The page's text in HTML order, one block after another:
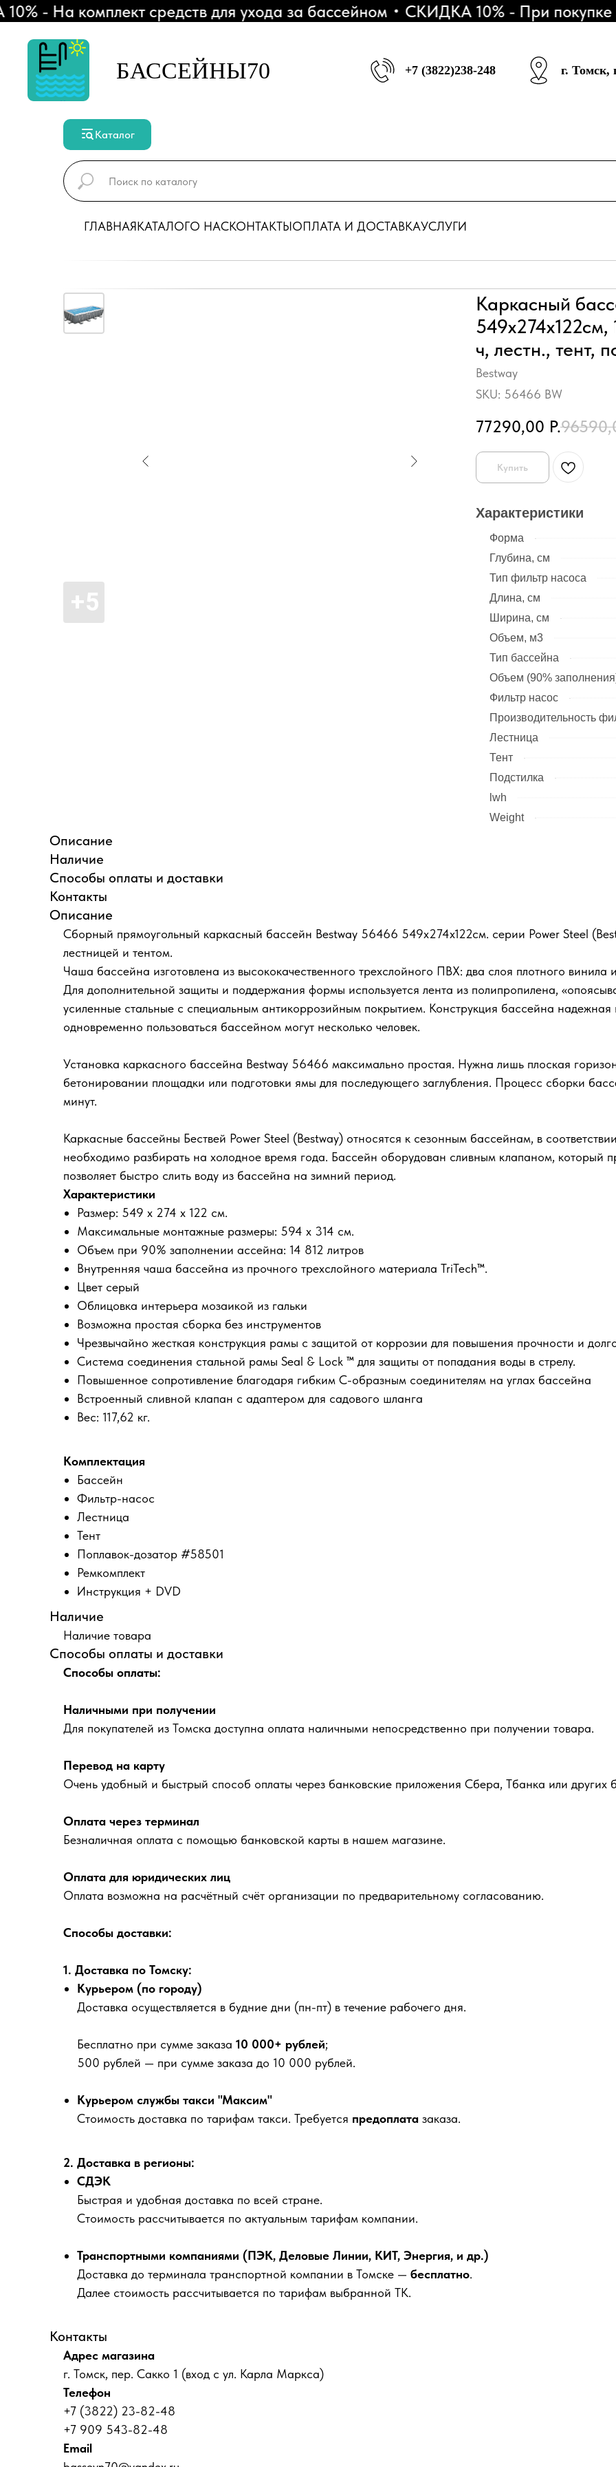
На комплект средств для ухода за бассейном СКИДКА 10% - При покупке 3
БАССЕЙНЫ70 +7 (3822)238-248 г. Томск,
Каталог
ГЛАВНАЯКАТАЛОГО НАСКОНТАКТЫОПЛАТА И ДОСТАВКАУСЛУГИ
Каркасный
ч, лестн., тент,
Bestway
SKU: 56466 BW
77290,00 Р.
Купить
Характеристики
Форма
Глубина, см
Тип фильтр насоса
Длина, см
Ширина, см
Объем, м3
Тип бассейна
Объем (90%
Фильтр насос
Производительность
Лестница
Тент
Подстилка
lwh
Weight
Описание
Наличие
Способы оплаты и доставки
Контакты
Описание
Сборный прямоугольный каркасный бассейн Bestway 56466 549х274х122см. серии Power Steel
лестницей и тентом.
Чаша бассейна изготовлена из высококачественного трехслойного ПВХ: два слоя плотного
Для дополнительной защиты и поддержания формы используется лента из полипропилена,
усиленные стальные с специальным антикоррозийным покрытием. Конструкция бассейна надежная
одновременно пользоваться бассейном могут несколько человек.
Установка каркасного бассейна Bestway 56466 максимально простая. Нужна лишь плоская
бетонировании площадки или подготовки ямы для последующего заглубления. Процесс сборки
минут.
Каркасные бассейны Бествей Power Steel (Bestway) относятся к сезонным бассейнам, в
необходимо разбирать на холодное время года. Бассейн оборудован сливным клапаном, который
позволяет быстро слить воду из бассейна на зимний период.
Характеристики
Размер: 549 х 274 х 122 см.
Максимальные монтажные размеры: 594 x 314 см.
Объем при 90% заполнении ассейна: 14 812 литров
Внутренняя чаша бассейна из прочного трехслойного материала TriTech™.
Цвет серый
Облицовка интерьера мозаикой из гальки
Возможна простая сборка без инструментов
Чрезвычайно жесткая конструкция рамы с защитой от коррозии для повышения прочности и
Система соединения стальной рамы Seal & Lock ™ для защиты от попадания воды в стрелу.
Повышенное сопротивление благодаря гибким С-образным соединителям на углах бассейна
Встроенный сливной клапан с адаптером для садового шланга
Вес: 117,62 кг.
Комплектация
Бассейн
Фильтр-насос
Лестница
Тент
Поплавок-дозатор #58501
Ремкомплект
Инструкция + DVD
Наличие
Наличие товара
Способы оплаты и доставки
Способы оплаты:
Наличными при получении
Для покупателей из Томска доступна оплата наличными непосредственно при получении товара.
Перевод на карту
Очень удобный и быстрый способ оплаты через банковские приложения Сбера, Тбанка или других
Оплата через терминал
Безналичная оплата с помощью банковской карты в нашем магазине.
Оплата для юридических лиц
Оплата возможна на расчётный счёт организации по предварительному согласованию.
Способы доставки:
1. Доставка по Томску:
Курьером (по городу)
Доставка осуществляется в будние дни (пн-пт) в течение рабочего дня.
Бесплатно при сумме заказа 10 000+ рублей;
500 рублей — при сумме заказа до 10 000 рублей.
Курьером службы такси "Максим"
Стоимость доставка по тарифам такси. Требуется предоплата заказа.
2. Доставка в регионы:
СДЭК
Быстрая и удобная доставка по всей стране.
Стоимость рассчитывается по актуальным тарифам компании.
Транспортными компаниями (ПЭК, Деловые Линии, КИТ, Энергия, и др.)
Доставка до терминала транспортной компании в Томске — бесплатно.
Далее стоимость рассчитывается по тарифам выбранной ТК.
Контакты
Адрес магазина
г. Томск, пер. Сакко 1 (вход с ул. Карла Маркса)
Телефон
+7 (3822) 23-82-48
+7 909 543-82-48
Email